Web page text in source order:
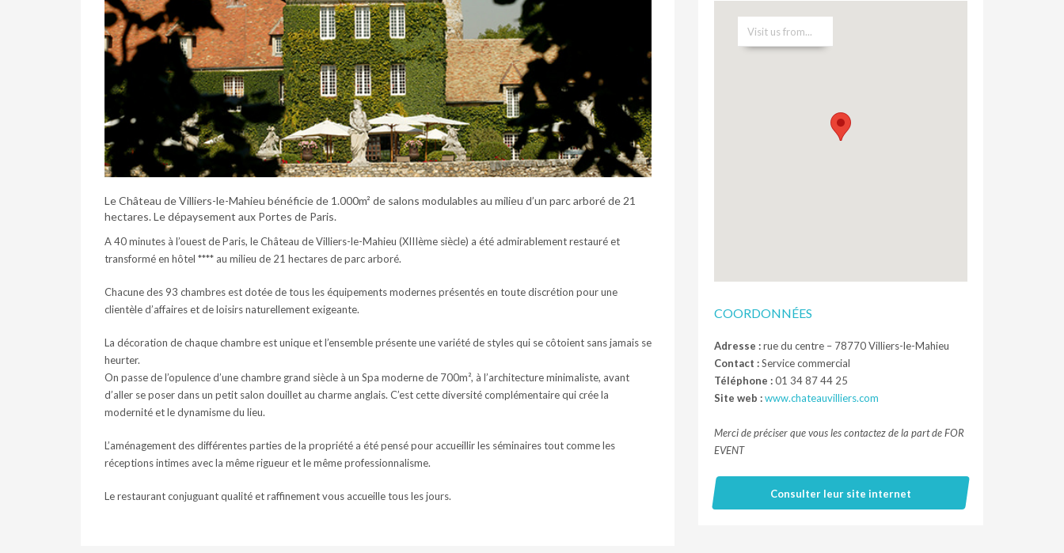
Le Château de Villiers-le-Mahieu bénéficie de 1.000m² de salons modulables au milieu d’un parc arboré de 21
hectares. Le dépaysement aux Portes de Paris.
A 40 minutes à l’ouest de Paris, le Château de Villiers-le-Mahieu (XIIIème siècle) a été admirablement restauré et
transformé en hôtel **** au milieu de 21 hectares de parc arboré.
Chacune des 93 chambres est dotée de tous les équipements modernes présentés en toute discrétion pour une
clientèle d’affaires et de loisirs naturellement exigeante.
La décoration de chaque chambre est unique et l’ensemble présente une variété de styles qui se côtoient sans jamais se
heurter.
On passe de l’opulence d’une chambre grand siècle à un Spa moderne de 700m², à l’architecture minimaliste, avant
d’aller se poser dans un petit salon douillet au charme anglais. C’est cette diversité complémentaire qui crée la
modernité et le dynamisme du lieu.
L’aménagement des différentes parties de la propriété a été pensé pour accueillir les séminaires tout comme les
réceptions intimes avec la même rigueur et le même professionnalisme.
Le restaurant conjuguant qualité et raffinement vous accueille tous les jours.
COORDONNÉES
Adresse :rue du centre – 78770 Villiers-le-Mahieu
Contact :Service commercial
Téléphone :01 34 87 44 25
Site web :www.chateauvilliers.com
Merci de préciser que vous les contactez de la part de FOR
EVENT
Consulter leur site internet